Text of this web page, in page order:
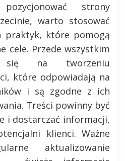
strony
warto stosować
praktyk, które pomogą
cele. Przede wszystkim
się na tworzeniu
które odpowiadają na
i są zgodne z ich
Treści powinny być
i dostarczać informacji,
klienci. Ważne
aktualizowanie